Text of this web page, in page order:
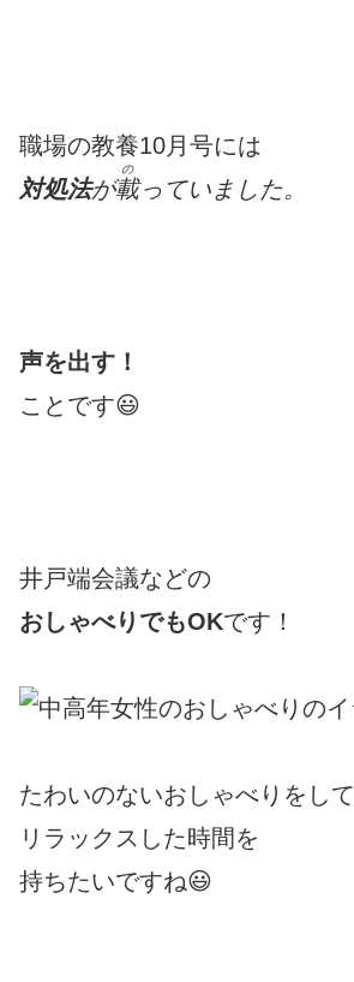
職場の教養10月号には
対処法が載
の
っていました。
声を出す！
ことです😃
井戸端会議などの
おしゃべりでもOKです！
たわいのないおしゃべりをして
リラックスした時間を
持ちたいですね😃